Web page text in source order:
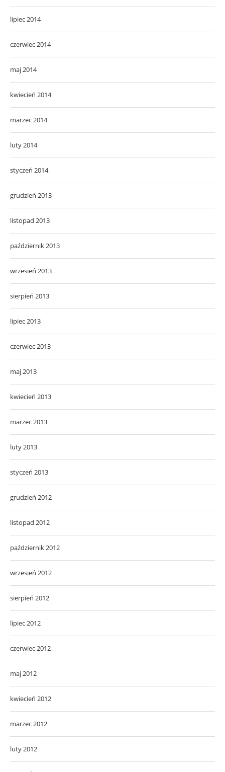
lipiec 2014
czerwiec 2014
maj 2014
kwiecień 2014
marzec 2014
luty 2014
styczeń 2014
grudzień 2013
listopad 2013
październik 2013
wrzesień 2013
sierpień 2013
lipiec 2013
czerwiec 2013
maj 2013
kwiecień 2013
marzec 2013
luty 2013
styczeń 2013
grudzień 2012
listopad 2012
październik 2012
wrzesień 2012
sierpień 2012
lipiec 2012
czerwiec 2012
maj 2012
kwiecień 2012
marzec 2012
luty 2012